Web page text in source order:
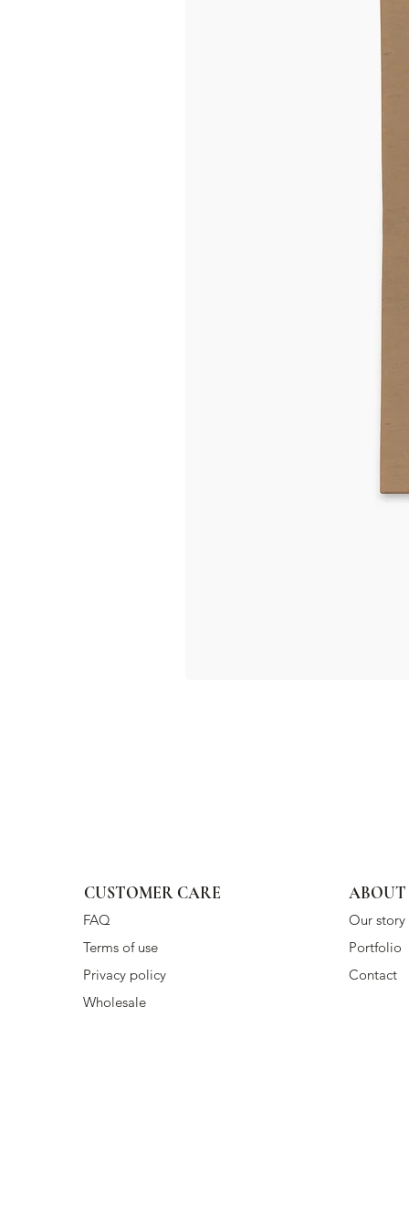
CUSTOMER CARE
FAQ
Terms of use
Privacy policy
Wholesale
ABOUT
Our story
Portfolio
Contact